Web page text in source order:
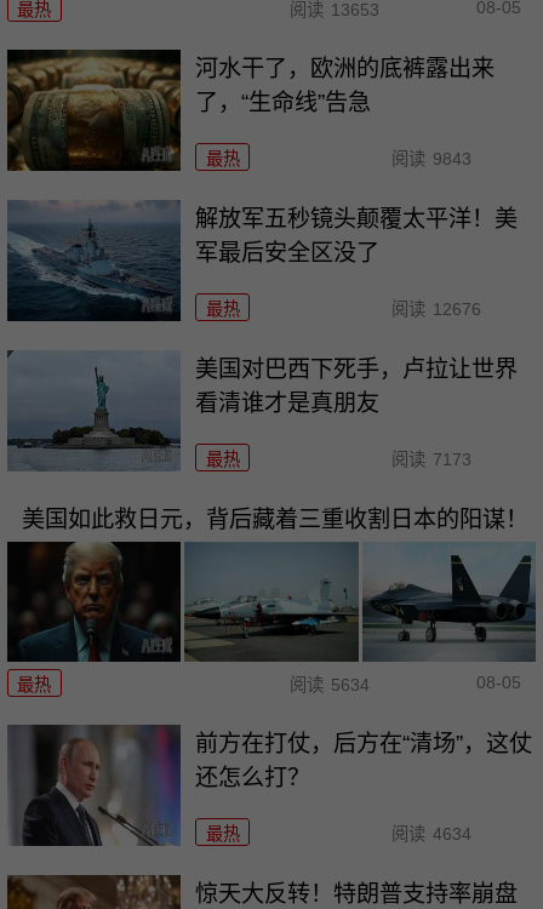
最热 阅读 13653 08-05
河水干了，欧洲的底裤露出来
了，“生命线”告急
最热 阅读 9843
解放军五秒镜头颠覆太平洋！美
军最后安全区没了
最热 阅读 12676
美国对巴西下死手，卢拉让世界
看清谁才是真朋友
最热 阅读 7173
美国如此救日元，背后藏着三重收割日本的阳谋！
最热 阅读 5634 08-05
前方在打仗，后方在“清场”，这仗
还怎么打？
最热 阅读 4634
惊天大反转！特朗普支持率崩盘